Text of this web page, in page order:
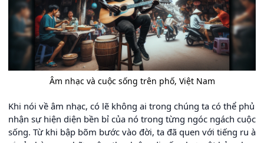
Âm nhạc và cuộc sống trên phố, Việt Nam
Khi nói về âm nhạc, có lẽ không ai trong chúng ta có thể phủ
nhận sự hiện diện bền bỉ của nó trong từng ngóc ngách cuộc
sống. Từ khi bập bõm bước vào đời, ta đã quen với tiếng ru à